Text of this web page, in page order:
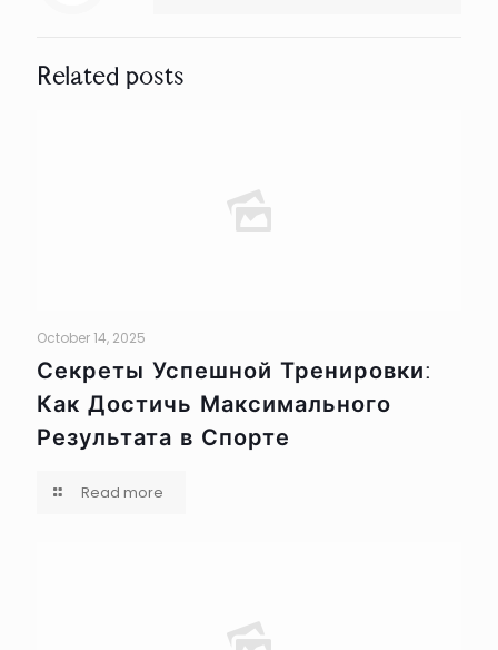
Related posts
October 14, 2025
Секреты Успешной Тренировки:
Как Достичь Максимального
Результата в Спорте
Read more